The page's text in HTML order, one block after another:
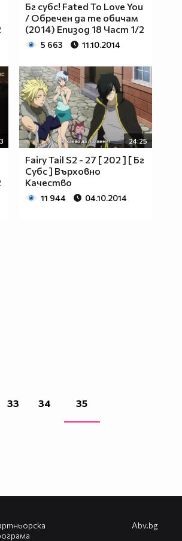
Бг субс! Fated To Love You
/ Обречен да те обичам
(2014) Епизод 18 Част 1/2
5 663 11.10.2014
24:25
Fairy Tail S2 - 27 [ 202 ] [ Бг
Субс ] Върховно
Качество
11 944 04.10.2014
33 34 35
Abv.bg